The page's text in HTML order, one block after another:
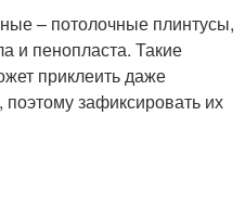
– потолочные плинтусы,
и пенопласта. Такие
приклеить даже
зафиксировать их